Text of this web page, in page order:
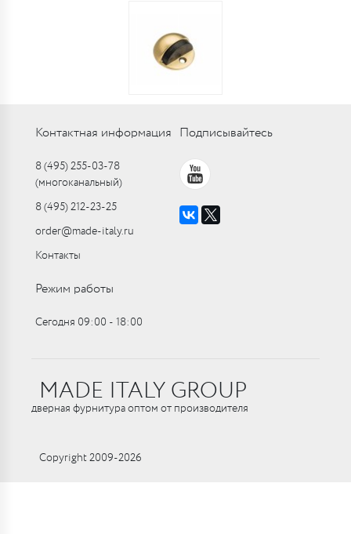
Контактная информация
8 (495) 255-03-78
(многоканальный)
8 (495) 212-23-25
order@made-italy.ru
Контакты
Подписывайтесь
Режим работы
Сегодня 09:00 ‑ 18:00
MADE ITALY GROUP
дверная фурнитура оптом от производителя
Copyright 2009-2026